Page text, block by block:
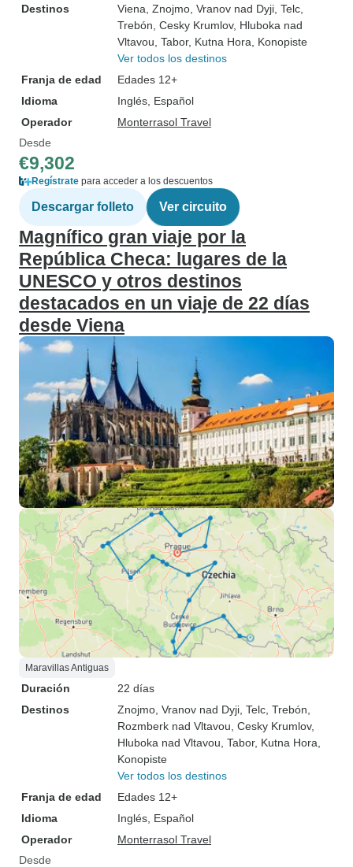
Destinos Viena , Znojmo , Vranov nad Dyji , Telc
Trebón , Cesky Krumlov, Hluboka nad
Vltavou , Tabor, Kutna Hora , Konopiste
Ver todos los destinos
Franja de edad
Edades 12+
Idioma
Inglés, Español
Operador
Monterrasol Travel
Desde
€9,302
Regístrate para acceder a los descuentos
Descargar folleto Ver circuito
Magnífico gran viaje por la
República Checa: lugares de la
UNESCO y otros destinos
destacados en un viaje de 22 días
desde Viena
Maravillas Antiguas
Duración
22 días
Destinos
Znojmo , Vranov nad Dyji , Telc , Trebón
Rozmberk nad Vltavou , Cesky Krumlov,
Hluboka nad Vltavou , Tabor, Kutna Hora
Konopiste
Ver todos los destinos
Franja de edad
Edades 12+
Idioma
Inglés, Español
Operador
Monterrasol Travel
Desde